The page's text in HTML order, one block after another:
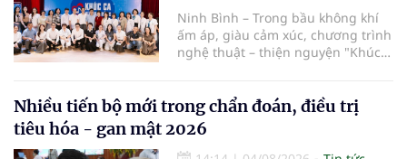
Ninh Bình – Trong bầu không khí
ấm áp, giàu cảm xúc, chương trình
nghệ thuật – thiện nguyện "Khúc
điểm dừng chân đầu tiên tại Bệnh
viện Bạch Mai cơ sở Ninh Bình.
Nhiều tiến bộ mới trong chẩn đoán, điều trị
tiêu hóa - gan mật 2026